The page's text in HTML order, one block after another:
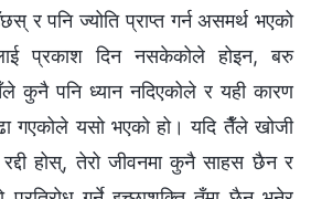
र पनि ज्योति प्राप्त गर्न असमर्थ भएको
प्रकाश दिन नसकेकोले होइन, बरु
कुनै पनि ध्यान नदिएकोले र यही कारण
गएकोले यसो भएको हो। यदि तैँले खोजी
होस्, तेरो जीवनमा कुनै साहस छैन र